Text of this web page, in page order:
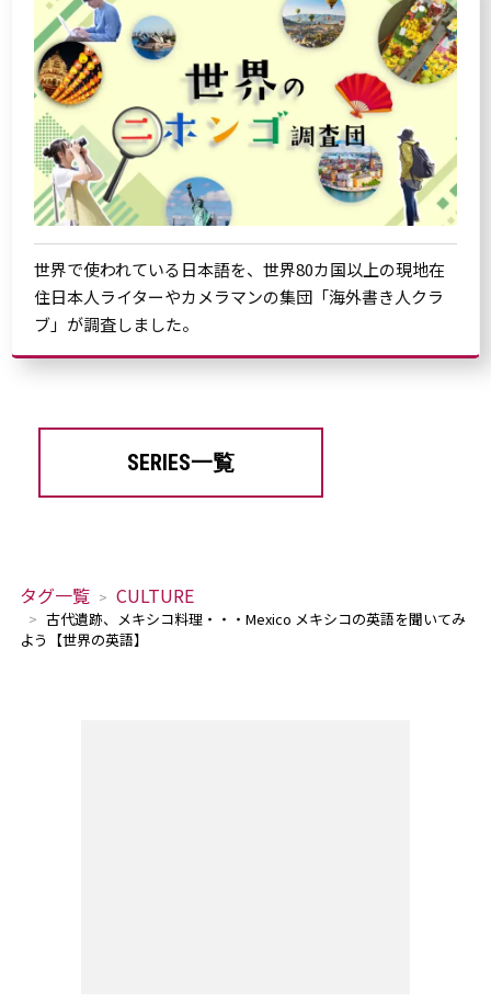
世界で使われている日本語を、世界80カ国以上の現地在
住日本人ライターやカメラマンの集団「海外書き人クラ
ブ」が調査しました。
SERIES一覧
タグ一覧 CULTURE
古代遺跡、メキシコ料理・・・Mexico メキシコの英語を聞いてみ
よう【世界の英語】